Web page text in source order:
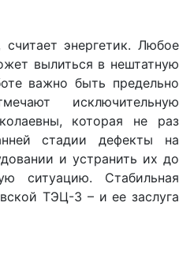
энергетик. Любое
вылиться в нештатную
важно быть предельно
исключительную
которая не раз
стадии дефекты на
и устранить их до
ситуацию. Стабильная
ТЭЦ-3 – и ее заслуга